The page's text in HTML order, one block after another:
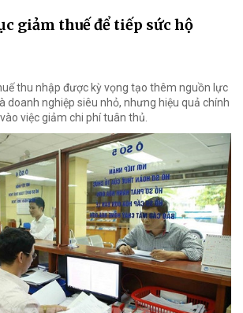
giảm thuế để tiếp sức hộ
thu nhập được kỳ vọng tạo thêm nguồn lực
doanh nghiệp siêu nhỏ, nhưng hiệu quả chính
việc giảm chi phí tuân thủ.